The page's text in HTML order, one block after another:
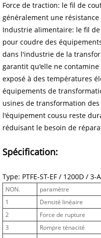
Force de traction: le fil de
généralement une
Industrie alimentaire: le fil
pour coudre des
dans l'industrie de la
garantit qu'elle ne
exposé à des températures
équipements de
usines de transformation
l'équipement cousu reste
réduisant le besoin de
Spécification:
Type: PTFE-ST-EF / 1200D / 3-A
NON. paramètre
1
Densité linéaire
2
Force de rupture
3
Rompre ténacité